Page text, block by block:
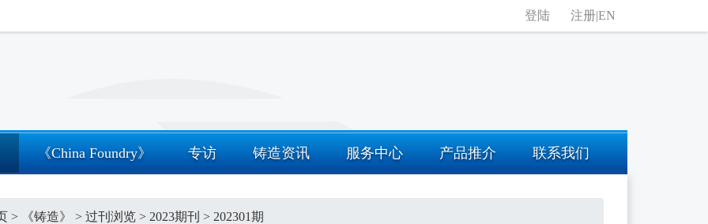
登陆 注册|EN
《China Foundry》 专访 铸造资讯 服务中心 产品推介 联系我们
> 《铸造》 > 过刊浏览> 2023期刊 > 202301期